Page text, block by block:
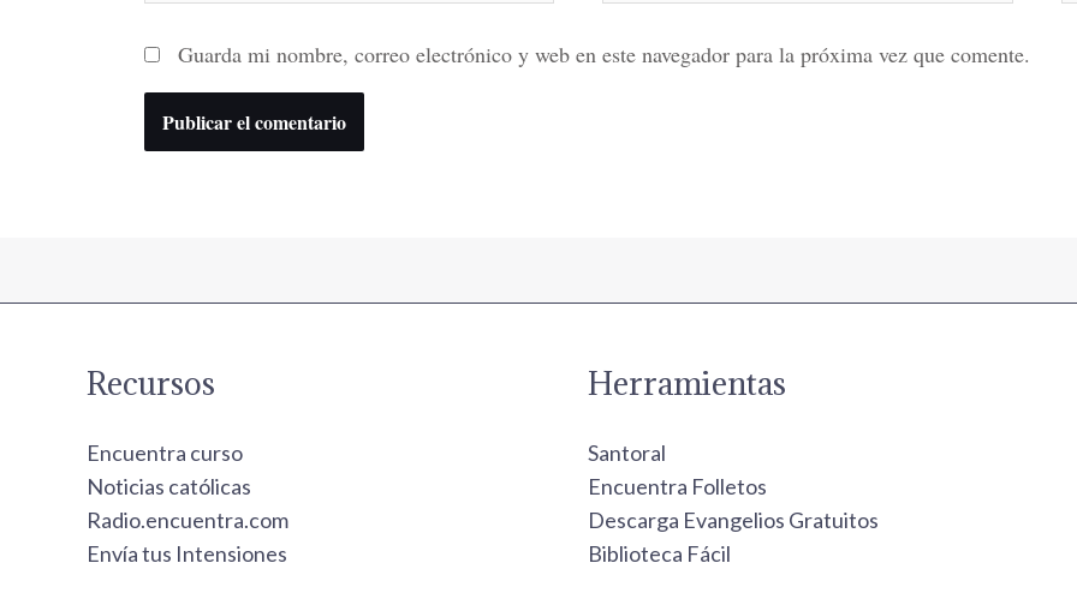
Guarda mi nombre, correo electrónico y web en este navegador para la próxima vez que comente.
Recursos
Encuentra curso
Noticias católicas
Radio.encuentra.com
Envía tus Intensiones
Herramientas
Santoral
Encuentra Folletos
Descarga Evangelios Gratuitos
Biblioteca Fácil